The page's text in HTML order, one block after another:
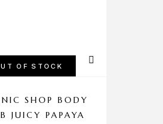
OF STOCK
SHOP BODY
JUICY PAPAYA